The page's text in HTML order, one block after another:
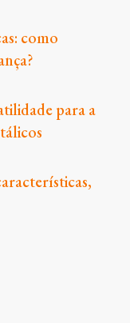
como
para a